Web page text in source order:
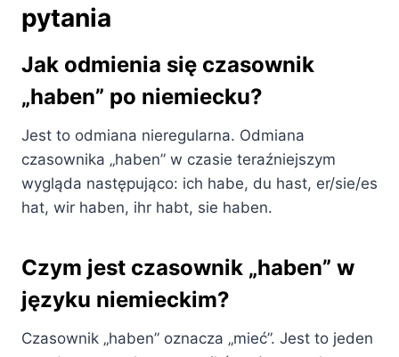
pytania
Jak odmienia się czasownik
„haben” po niemiecku?
Jest to odmiana nieregularna. Odmiana
czasownika „haben” w czasie teraźniejszym
wygląda następująco: ich habe, du hast, er/sie/es
hat, wir haben, ihr habt, sie haben.
Czym jest czasownik „haben” w
języku niemieckim?
Czasownik „haben” oznacza „mieć”. Jest to jeden